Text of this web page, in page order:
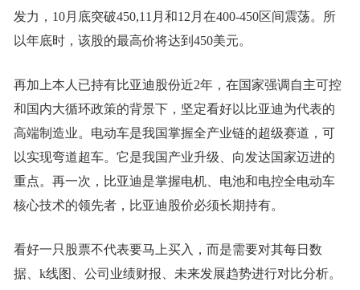
发力，10月底突破450,11月和12月在400-450区间震荡。所
以年底时，该股的最高价将达到450美元。
再加上本人已持有比亚迪股份近2年，在国家强调自主可控
和国内大循环政策的背景下，坚定看好以比亚迪为代表的
高端制造业。电动车是我国掌握全产业链的超级赛道，可
以实现弯道超车。它是我国产业升级、向发达国家迈进的
重点。再一次，比亚迪是掌握电机、电池和电控全电动车
核心技术的领先者，比亚迪股价必须长期持有。
看好一只股票不代表要马上买入，而是需要对其每日数
据、k线图、公司业绩财报、未来发展趋势进行对比分析。